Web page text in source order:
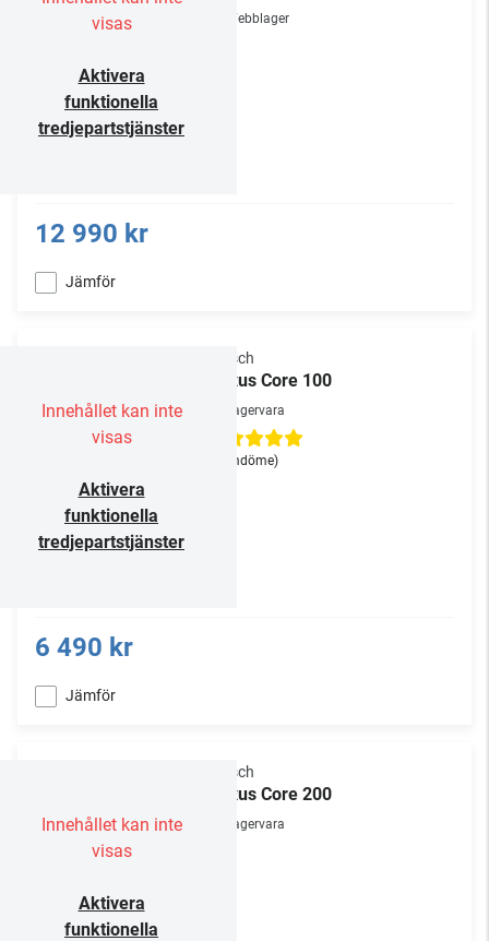
visas
Aktivera
funktionella
tredjepartstjänster
Webblager
12 990 kr
Jämför
Innehållet kan inte
visas
Aktivera
funktionella
tredjepartstjänster
Klipsch
Flexus Core 100
Lagervara
omdöme)
6 490 kr
Jämför
Innehållet kan inte
visas
Aktivera
funktionella
Klipsch
Flexus Core 200
Lagervara